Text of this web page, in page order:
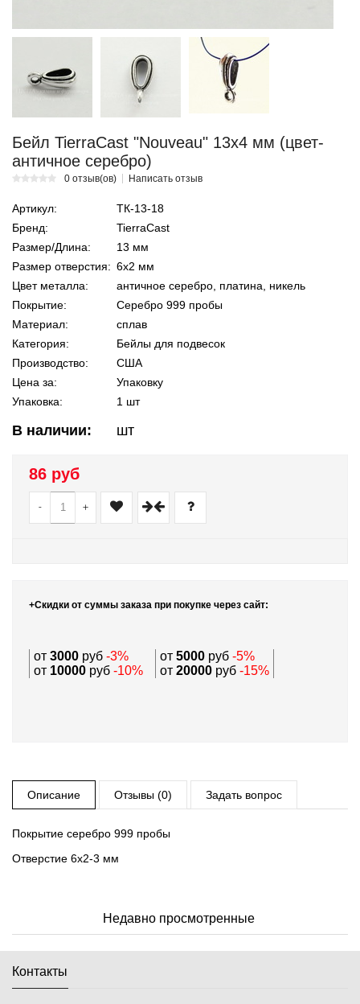
Бейл TierraCast "Nouveau" 13х4 мм (цвет-
античное серебро)
0 отзыв(ов) Написать отзыв
Артикул:
ТК-13-18
Бренд:
TierraCast
Размер/Длина:
13 мм
Размер отверстия: 6х2 мм
Цвет металла:
античное серебро, платина, никель
Покрытие:
Серебро 999 пробы
Материал:
сплав
Категория:
Бейлы для подвесок
Производство:
США
Цена за:
Упаковку
Упаковка:
1 шт
В наличии: шт
86 руб
- +
+Скидки от суммы заказа при покупке через сайт:
от 3000 руб -3% от 5000 руб -5%
от 10000 руб -10% от 20000 руб -15%
Описание Отзывы (0) Задать вопрос
Покрытие серебро 999 пробы
Отверстие 6х2-3 мм
Недавно просмотренные
Контакты